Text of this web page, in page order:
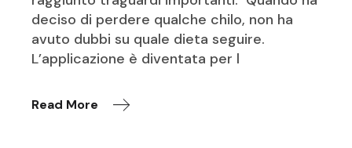
deciso di perdere qualche chilo, non ha
avuto dubbi su quale dieta seguire.
L’applicazione è diventata per l
Read More